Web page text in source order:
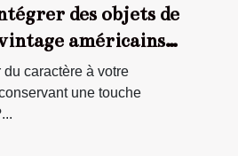
des objets de
américains
moderne ?
caractère à votre
une touche